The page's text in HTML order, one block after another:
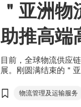
＂亚洲
助推高端
目前，全球物流供应
展。刚圆满结束的＂
流的议题进行探讨，
围环境下保持竞争力
物流管理及运输服务